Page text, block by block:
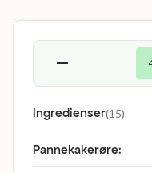
Ingredienser(15)
Pannekakerøre: